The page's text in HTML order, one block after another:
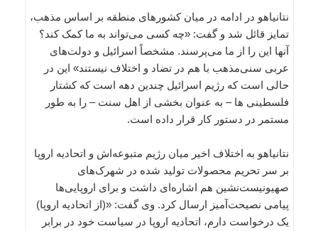
نتانیاهو در ادامه در میان کشورهای منطقه بر اساس مذهب،
تمایز قائل شد و گفت: «چه کسی می‌تواند به ما کمک کند؟
آنها این را از ما می‌پرسند. مشخصاً اسرائیل و دولت‌های
عربی سنی‌مذهب با هم در تضاد و اختلاف نیستند» این در
حالی است که رژیم اسرائیل چندین دهه است که کشتار
فلسطینی ها – به عنوان بخشی از اهل سنت – را به طور
مستمر در دستور کار قرار داده است.
نتانیاهو به اختلاف اخیر میان رژیم متبوعه‌اش و اتحادیه اروپا
بر سر تحریم محصولات تولید شده در شهرک‌های
صهیونیست‌نشین هم اشاره‌ای داشت و برای اروپایی‌ها
پیامی نصیحت‌آمیز ارسال کرد. وی گفت: «(از اتحادیه اروپا)
یک درخواست دارم، اتحادیه اروپا در سیاست خود در برابر